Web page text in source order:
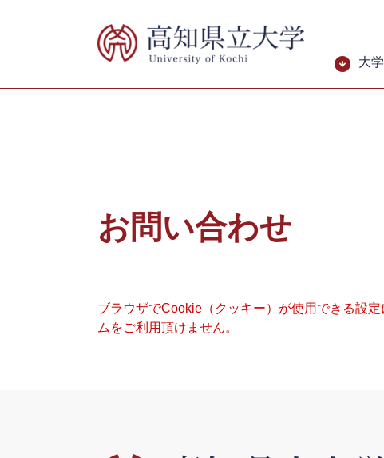
先
を
大
お問い合わせ
ブラウザでCookie（クッキー）が使用できる設
ムをご利用頂けません。